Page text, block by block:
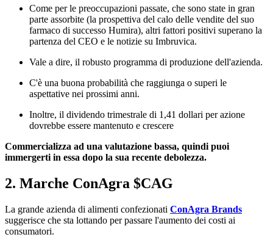
Come per le preoccupazioni passate, che sono state in gran
parte assorbite (la prospettiva del calo delle vendite del suo
farmaco di successo Humira), altri fattori positivi superano la
partenza del CEO e le notizie su Imbruvica.
Vale a dire, il robusto programma di produzione dell'azienda.
C'è una buona probabilità che raggiunga o superi le
aspettative nei prossimi anni.
Inoltre, il dividendo trimestrale di 1,41 dollari per azione
dovrebbe essere mantenuto e crescere
Commercializza ad una valutazione bassa, quindi puoi
immergerti in essa dopo la sua recente debolezza.
2. Marche ConAgra $CAG
La grande azienda di alimenti confezionati ConAgra Brands
suggerisce che sta lottando per passare l'aumento dei costi ai
consumatori.